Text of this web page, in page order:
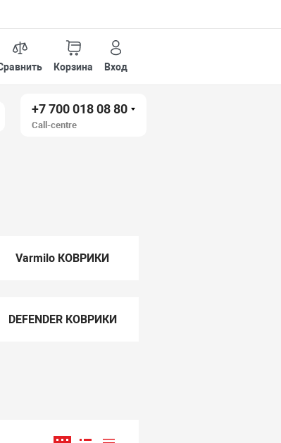
Корзина Вход
+7 700 018 08 80
Call-centre
Varmilo КОВРИКИ
DEFENDER КОВРИКИ